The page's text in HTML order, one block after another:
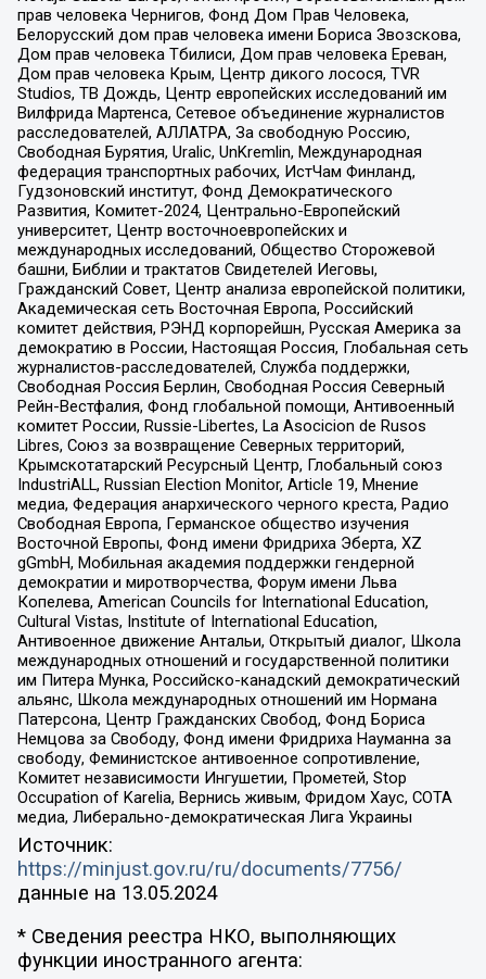
прав человека Чернигов, Фонд Дом Прав Человека,
Белорусский дом прав человека имени Бориса Звозскова,
Дом прав человека Тбилиси, Дом прав человека Ереван,
Дом прав человека Крым, Центр дикого лосося, TVR
Studios, ТВ Дождь, Центр европейских исследований им
Вилфрида Мартенса, Сетевое объединение журналистов
расследователей, АЛЛАТРА, За свободную Россию,
Свободная Бурятия, Uralic, UnKremlin, Международная
федерация транспортных рабочих, ИстЧам Финланд,
Гудзоновский институт, Фонд Демократического
Развития, Комитет-2024, Центрально-Европейский
университет, Центр восточноевропейских и
международных исследований, Общество Сторожевой
башни, Библии и трактатов Свидетелей Иеговы,
Гражданский Совет, Центр анализа европейской политики,
Академическая сеть Восточная Европа, Российский
комитет действия, РЭНД корпорейшн, Русская Америка за
демократию в России, Настоящая Россия, Глобальная сеть
журналистов-расследователей, Служба поддержки,
Свободная Россия Берлин, Свободная Россия Северный
Рейн-Вестфалия, Фонд глобальной помощи, Антивоенный
комитет России, Russie-Libertes, La Asocicion de Rusos
Libres, Союз за возвращение Северных территорий,
Крымскотатарский Ресурсный Центр, Глобальный союз
IndustriALL, Russian Election Monitor, Article 19, Мнение
медиа, Федерация анархического черного креста, Радио
Свободная Европа, Германское общество изучения
Восточной Европы, Фонд имени Фридриха Эберта, XZ
gGmbH, Мобильная академия поддержки гендерной
демократии и миротворчества, Форум имени Льва
Копелева, American Councils for International Education,
Cultural Vistas, Institute of International Education,
Антивоенное движение Антальи, Открытый диалог, Школа
международных отношений и государственной политики
им Питера Мунка, Российско-канадский демократический
альянс, Школа международных отношений им Нормана
Патерсона, Центр Гражданских Свобод, Фонд Бориса
Немцова за Свободу, Фонд имени Фридриха Науманна за
свободу, Феминистское антивоенное сопротивление,
Комитет независимости Ингушетии, Прометей, Stop
Occupation of Karelia, Вернись живым, Фридом Хаус, СОТА
медиа, Либерально-демократическая Лига Украины
Источник:
https://minjust.gov.ru/ru/documents/7756/
данные на 13.05.2024
* Сведения реестра НКО, выполняющих
функции иностранного агента: